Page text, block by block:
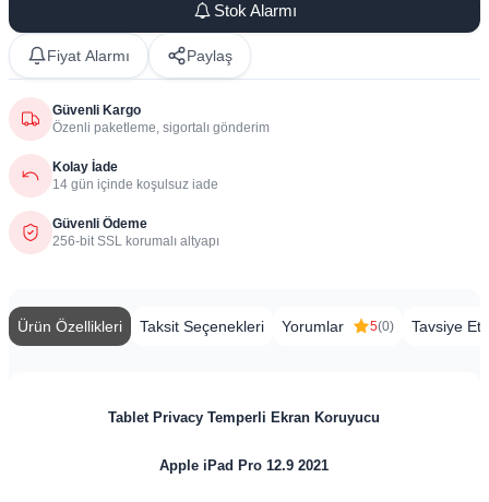
Stok Alarmı
Fiyat Alarmı Paylaş
Güvenli Kargo
Özenli paketleme, sigortalı gönderim
Kolay İade
14 gün içinde koşulsuz iade
Güvenli Ödeme
256-bit SSL korumalı altyapı
Ürün Özellikleri Taksit Seçenekleri Yorumlar 5(0) Tavsiye Et
Tablet Privacy Temperli Ekran Koruyucu
Apple iPad Pro 12.9 2021